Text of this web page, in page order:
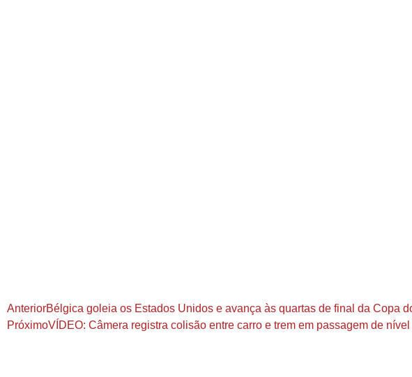
AnteriorBélgica goleia os Estados Unidos e avança às quartas de final da Copa
PróximoVÍDEO: Câmera registra colisão entre carro e trem em passagem de